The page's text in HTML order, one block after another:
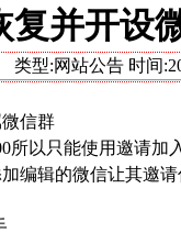
4416072070
4402090791
复并开设
类型:网站公告 时间:
信群
所以只能使用邀请加入
编辑的微信让其邀